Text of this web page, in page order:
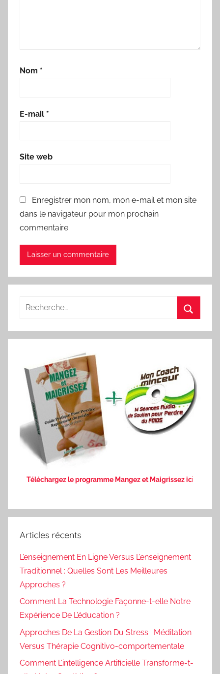
Nom *
E-mail *
Site web
Enregistrer mon nom, mon e-mail et mon site
dans le navigateur pour mon prochain
commentaire.
Recherche
:
Téléchargez le programme Mangez et Maigrissez ici
Articles récents
L’enseignement En Ligne Versus L’enseignement
Traditionnel : Quelles Sont Les Meilleures
Approches ?
Comment La Technologie Façonne-t-elle Notre
Expérience De L’éducation ?
Approches De La Gestion Du Stress : Méditation
Versus Thérapie Cognitivo-comportementale
Comment L’intelligence Artificielle Transforme-t-